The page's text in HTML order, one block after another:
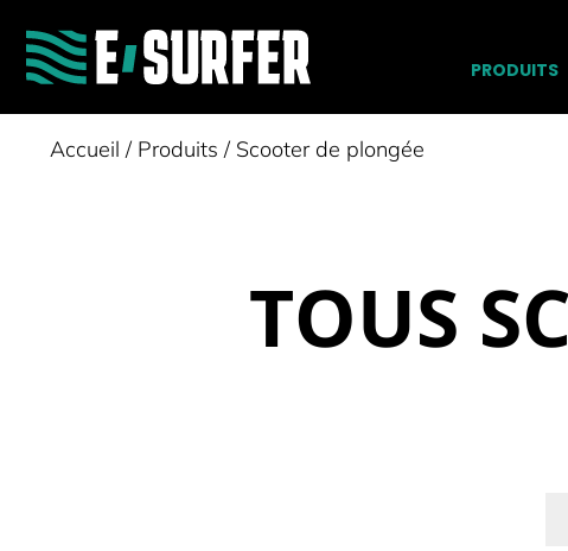
PRODUITS
Accueil / Produits / Scooter de plongée
TOUS